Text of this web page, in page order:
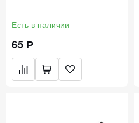
Есть в наличии
65 Р